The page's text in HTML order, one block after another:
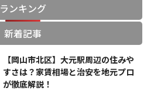
ランキング
新着記事
【岡山市北区】大元駅周辺の住みや
すさは？家賃相場と治安を地元プロ
が徹底解説！